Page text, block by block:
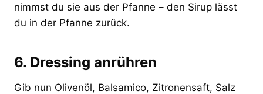
nimmst du sie aus der Pfanne – den Sirup lässt
du in der Pfanne zurück.
6. Dressing anrühren
Gib nun Olivenöl, Balsamico, Zitronensaft, Salz